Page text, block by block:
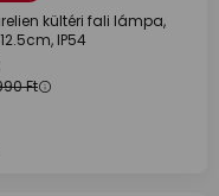
kültéri fali lámpa,
IP54
Ft